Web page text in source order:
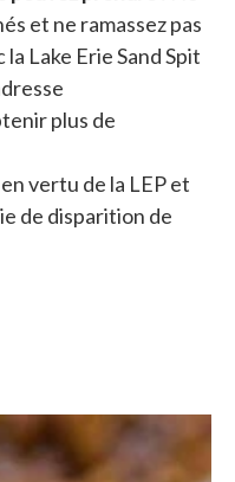
et ne ramassez pas
Lake Erie Sand Spit
plus de
vertu de la LEP et
de disparition de